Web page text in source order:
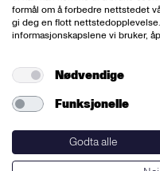
Nettredaktør:Willy
Varsling og etiske
Redegjørelse etter
formål om å forbedre nettstedet
gi deg en flott
informasjonskapslene vi bruker,
Nødvendige
Funksjonelle
Godta alle